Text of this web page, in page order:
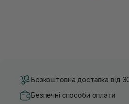
Безкоштовна доставка від
Безпечні способи оплати